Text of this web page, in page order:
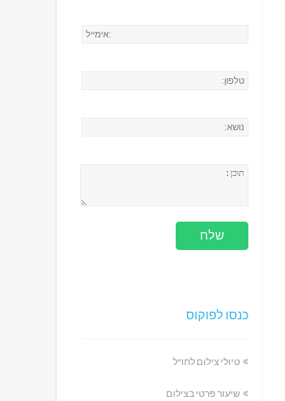
כנסו לפוקוס
טיולי צילום לחו"ל
שיעור פרטי בצילום